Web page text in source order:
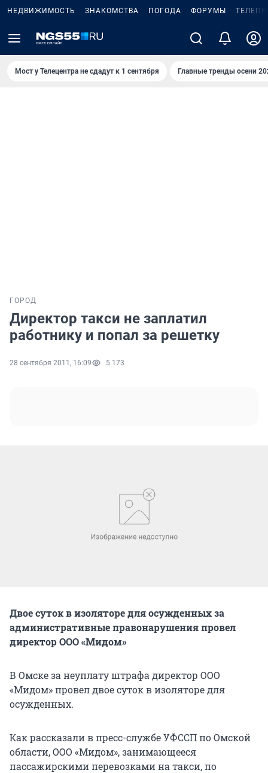
НЕДВИЖИМОСТЬ ЗНАКОМСТВА ПОГОДА ФОРУМЫ
Мост у Телецентра не сдадут к 1 сентября Главные тренды осени
ГОРОД
Директор такси не заплатил
работнику и попал за решетку
28 сентября 2011, 16:09 5 173
Двое суток в изоляторе для осужденных за
административные правонарушения провел
директор ООО «Мидом»
В Омске за неуплату штрафа директор ООО
«Мидом» провел двое суток в изоляторе для
осужденных.
Как рассказали в пресс-службе УФССП по Омской
области, ООО «Мидом», занимающееся
пассажирскими перевозками на такси, по